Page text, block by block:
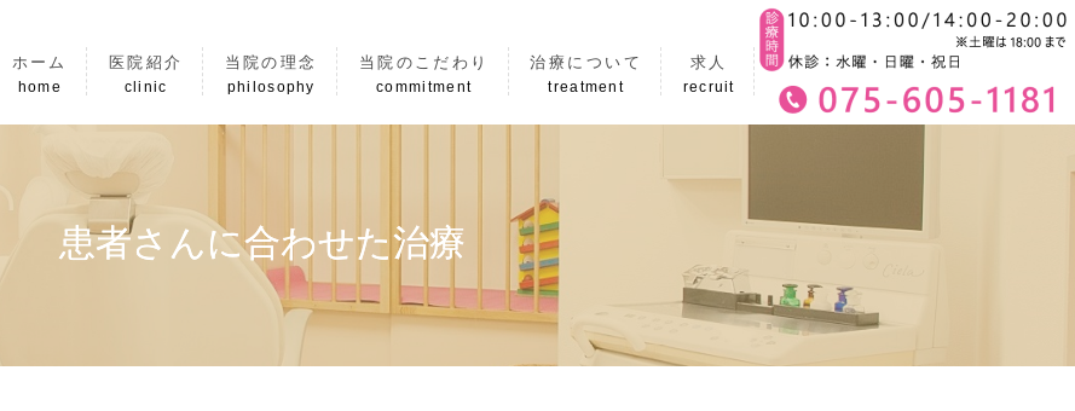
ホーム
home
医院紹介
clinic
当院の理念
philosophy
当院のこだわり
commitment
治療について
treatment
求人
recruit
患者さんに合わせた治療